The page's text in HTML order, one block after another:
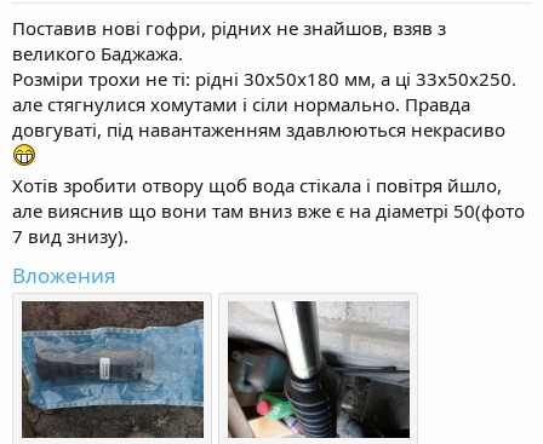
Поставив нові гофри, рідних не знайшов, взяв з
великого Баджажа.
Розміри трохи не ті: рідні 30х50х180 мм, а ці 33х50х250.
але стягнулися хомутами і сіли нормально. Правда
довгуваті, під навантаженням здавлюються некрасиво
Хотів зробити отвору щоб вода стікала і повітря йшло,
але вияснив що вони там вниз вже є на діаметрі 50(фото
7 вид знизу).
Вложения